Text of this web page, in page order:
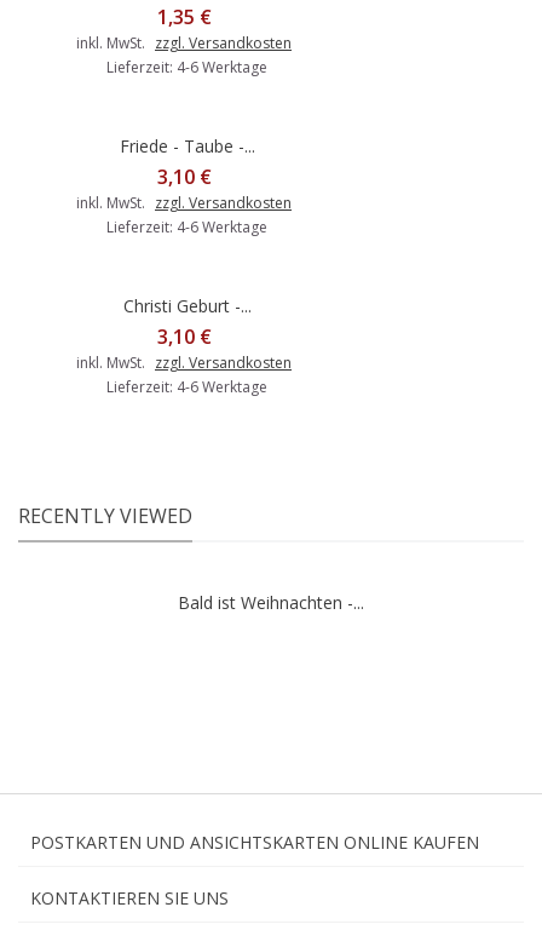
1,35 €
inkl. MwSt. zzgl. Versandkosten
Lieferzeit: 4-6 Werktage
Friede - Taube -...
3,10 €
inkl. MwSt. zzgl. Versandkosten
Lieferzeit: 4-6 Werktage
Christi Geburt -...
3,10 €
inkl. MwSt. zzgl. Versandkosten
Lieferzeit: 4-6 Werktage
RECENTLY VIEWED
Bald ist Weihnachten -...
POSTKARTEN UND ANSICHTSKARTEN ONLINE KAUFEN
KONTAKTIEREN SIE UNS